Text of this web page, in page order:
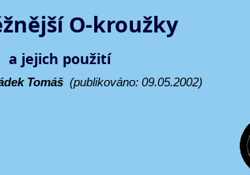
O-kroužky
a jejich použití
Tomáš(publikováno: 09.05.2002)